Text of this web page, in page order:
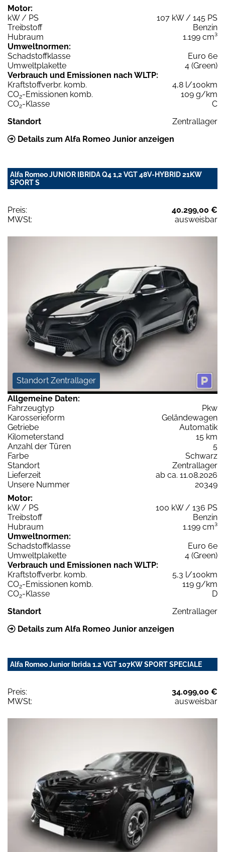
Motor:
kW / PS
107 kW / 145 PS
Treibstoff
Benzin
Hubraum
1.199 cm³
Umweltnormen:
Schadstoffklasse
Euro 6e
Umweltplakette
4 (Green)
Verbrauch und Emissionen nach WLTP:
Kraftstoffverbr. komb.
4,8 l/100km
CO2-Emissionen komb.
109 g/km
CO2-Klasse
C
Standort
Zentrallager
Details zum Alfa Romeo Junior anzeigen
Alfa Romeo JUNIOR IBRIDA Q4 1,2 VGT 48V-HYBRID 21KW
SPORT S
Preis:
40.299,00 €
MWSt:
ausweisbar
Standort Zentrallager
Allgemeine Daten:
Fahrzeugtyp
Pkw
Karosserieform
Geländewagen
Getriebe
Automatik
Kilometerstand
15 km
Anzahl der Türen
5
Farbe
Schwarz
Standort
Zentrallager
Lieferzeit
ab ca. 11.08.2026
Unsere Nummer
20349
Motor:
kW / PS
100 kW / 136 PS
Treibstoff
Benzin
Hubraum
1.199 cm³
Umweltnormen:
Schadstoffklasse
Euro 6e
Umweltplakette
4 (Green)
Verbrauch und Emissionen nach WLTP:
Kraftstoffverbr. komb.
5,3 l/100km
CO2-Emissionen komb.
119 g/km
CO2-Klasse
D
Standort
Zentrallager
Details zum Alfa Romeo Junior anzeigen
Alfa Romeo Junior Ibrida 1.2 VGT 107KW SPORT SPECIALE
Preis:
34.099,00 €
MWSt:
ausweisbar